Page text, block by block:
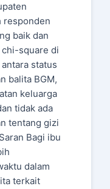
responden
baik dan
square di
status
balita BGM,
keluarga
tidak ada
tentang gizi
Bagi ibu
dalam
terkait